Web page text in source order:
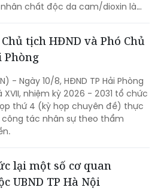
quyền và Nhân dân các dân tộc
coi việc chăm sóc, giúp đỡ
chất độc da cam/dioxin là
tâm, trách nhiệm, là hoạt động
ơn đáp nghĩa”, “Uống nước nhớ
sâu sắc.
Chủ tịch HĐND và Phó Chủ
Phòng
- Ngày 10/8, HĐND TP Hải Phòng
XVII, nhiệm kỳ 2026 - 2031 tổ chức
công tác nhân sự theo thẩm